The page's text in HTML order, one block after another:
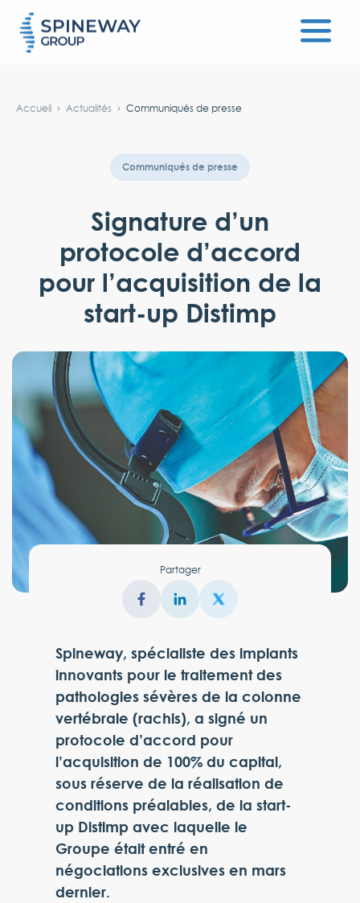
Accueil Actualités Communiqués de presse
Communiqués de presse
Signature d’un
protocole d’accord
pour l’acquisition de la
start-up Distimp
Partager
Spineway, spécialiste des implants
innovants pour le traitement des
pathologies sévères de la colonne
vertébrale (rachis), a signé un
protocole d’accord pour
l’acquisition de 100% du capital,
sous réserve de la réalisation de
conditions préalables, de la start-
up Distimp avec laquelle le
Groupe était entré en
négociations exclusives en mars
dernier.